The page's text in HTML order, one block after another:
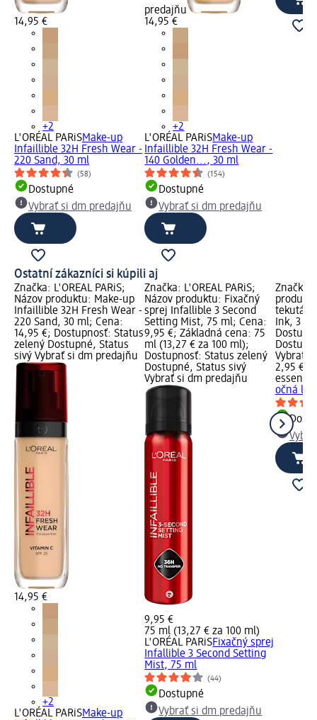
14,95 €
+2
L'ORÉAL PARiSMake-up
Infaillible 32H Fresh Wear -
220 Sand, 30 ml
(58)
Dostupné
Vybrať si dm predajňu
predajňu
14,95 €
+2
L'ORÉAL PARiSMake-up
Infaillible 32H Fresh Wear -
140 Golden..., 30 ml
(154)
Dostupné
Vybrať si dm predajňu
Ostatní zákazníci si kúpili aj
Značka: L'ORÉAL PARiS;
Názov produktu: Make-up
Infaillible 32H Fresh Wear -
220 Sand, 30 ml; Cena:
14,95 €; Dostupnosť: Status
zelený Dostupné, Status
sivý Vybrať si dm predajňu
14,95 €
+2
L'ORÉAL PARiSMake-up
Značka: L'ORÉAL PARiS;
Názov produktu: Fixačný
sprej Infallible 3 Second
Setting Mist, 75 ml; Cena:
9,95 €; Základná cena: 75
ml (13,27 € za 100 ml);
Dostupnosť: Status zelený
Dostupné, Status sivý
Vybrať si dm predajňu
9,95 €
75 ml (13,27 € za 100 ml)
L'ORÉAL PARiSFixačný sprej
Infallible 3 Second Setting
Mist, 75 ml
(44)
Dostupné
Vybrať si dm predajňu
Značka:
tekutá
Ink, 3
Vybrať
2,95 €
essence
očná